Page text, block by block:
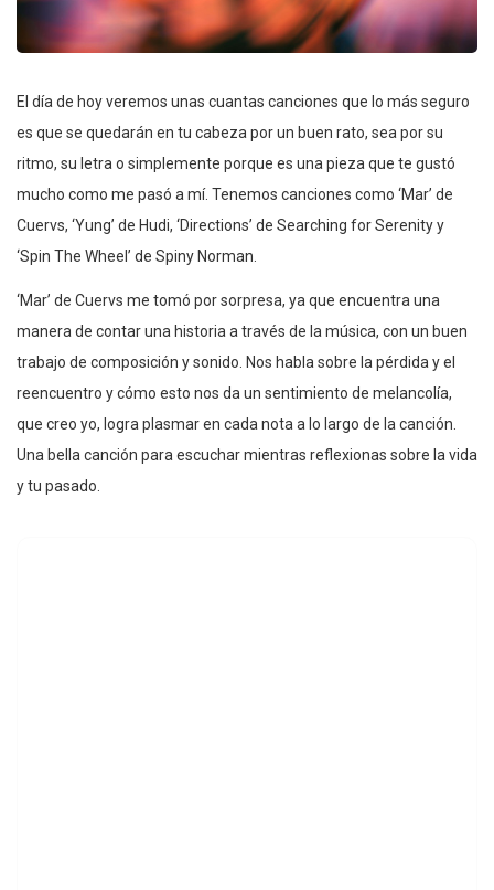
El día de hoy veremos unas cuantas canciones que lo más seguro
es que se quedarán en tu cabeza por un buen rato, sea por su
ritmo, su letra o simplemente porque es una pieza que te gustó
mucho como me pasó a mí. Tenemos canciones como ‘Mar’ de
Cuervs, ‘Yung’ de Hudi, ‘Directions’ de Searching for Serenity y
‘Spin The Wheel’ de Spiny Norman.
‘Mar’ de Cuervs me tomó por sorpresa, ya que encuentra una
manera de contar una historia a través de la música, con un buen
trabajo de composición y sonido. Nos habla sobre la pérdida y el
reencuentro y cómo esto nos da un sentimiento de melancolía,
que creo yo, logra plasmar en cada nota a lo largo de la canción.
Una bella canción para escuchar mientras reflexionas sobre la vida
y tu pasado.